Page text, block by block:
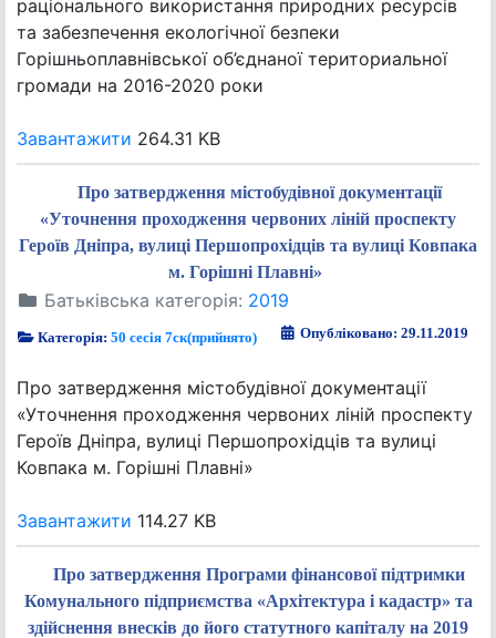
раціонального використання природних ресурсів
та забезпечення екологічної безпеки
Горішньоплавнівської об’єднаної териториальної
громади на 2016-2020 роки
Завантажити 264.31 KB
Про затвердження містобудівної документації
«Уточнення проходження червоних ліній проспекту
Героїв Дніпра, вулиці Першопрохідців та вулиці Ковпака
м. Горішні Плавні»
Батьківська категорія: 2019
Категорія:50 сесія 7ск(прийнято) Опубліковано: 29.11.2019
Про затвердження містобудівної документації
«Уточнення проходження червоних ліній проспекту
Героїв Дніпра, вулиці Першопрохідців та вулиці
Ковпака м. Горішні Плавні»
Завантажити 114.27 KB
Про затвердження Програми фінансової підтримки
Комунального підприємства «Архітектура і кадастр» та
здійснення внесків до його статутного капіталу на 2019